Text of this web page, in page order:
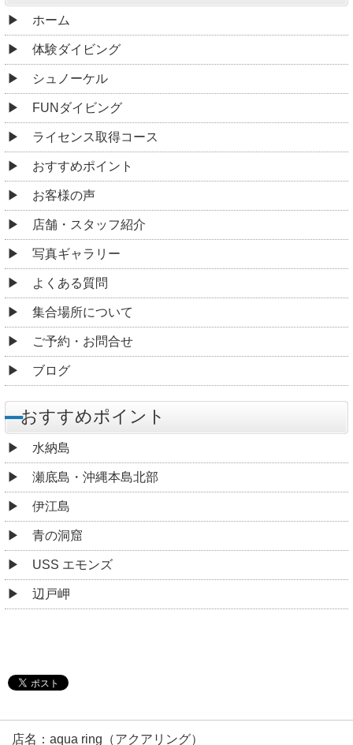
ホーム
体験ダイビング
シュノーケル
FUNダイビング
ライセンス取得コース
おすすめポイント
お客様の声
店舗・スタッフ紹介
写真ギャラリー
よくある質問
集合場所について
ご予約・お問合せ
ブログ
おすすめポイント
水納島
瀬底島・沖縄本島北部
伊江島
青の洞窟
USS エモンズ
辺戸岬
店名：aqua ring（アクアリング）